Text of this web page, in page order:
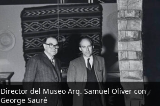
Director del Museo Arq. Samuel Oliver con
George Sauré